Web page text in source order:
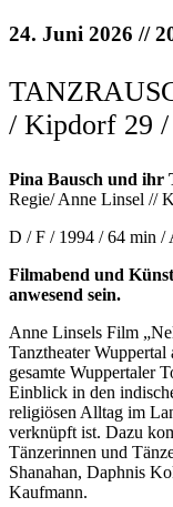
24. Juni 2026 //
/ Kipdorf 29 /
Pina Bausch und ihr
Regie/ Anne Linsel //
D / F / 1994 / 64 min /
Filmabend und
anwesend sein.
Anne Linsels Film
Tanztheater
gesamte Wuppertaler
Einblick in den
religiösen Alltag im
verknüpft ist. Dazu
Tänzerinnen und
Shanahan, Daphnis
Kaufmann.